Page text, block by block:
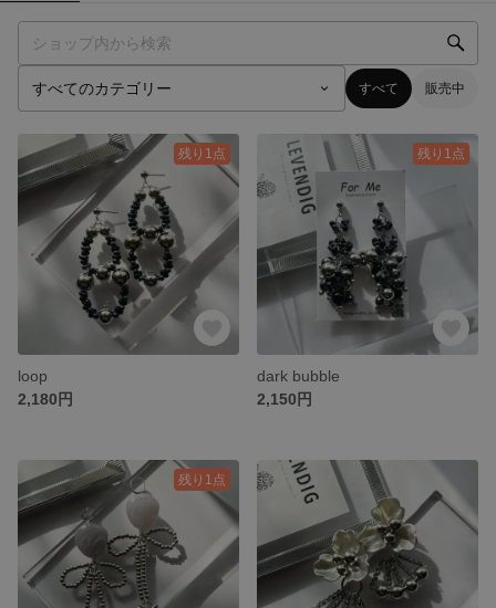
すべて 販売中
残り1点
loop
2,180円
残り1点
dark bubble
2,150円
残り1点